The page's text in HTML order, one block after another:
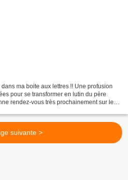
ma boite aux lettres !! Une profusion
pour se transformer en lutin du père
rendez-vous très prochainement sur le
suivante >